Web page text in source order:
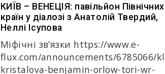
КИЇВ – ВЕНЕЦІЯ: павільйон Північних
країн у діалозі з Анатолій Твердий,
Неллі Ісупова
Міфічні зв’язки https://www.e-
flux.com/announcements/6785066/
kristalova-benjamin-orlow-tori-wr-